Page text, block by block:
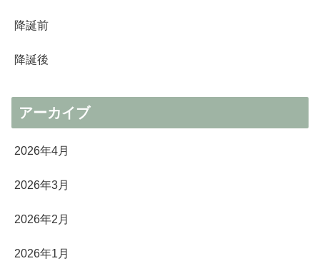
降誕前
降誕後
アーカイブ
2026年4月
2026年3月
2026年2月
2026年1月